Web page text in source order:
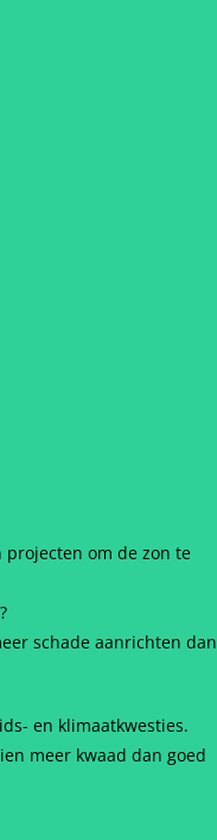
om de zon te
schade aanrichten dan
en klimaatkwesties.
meer kwaad dan goed